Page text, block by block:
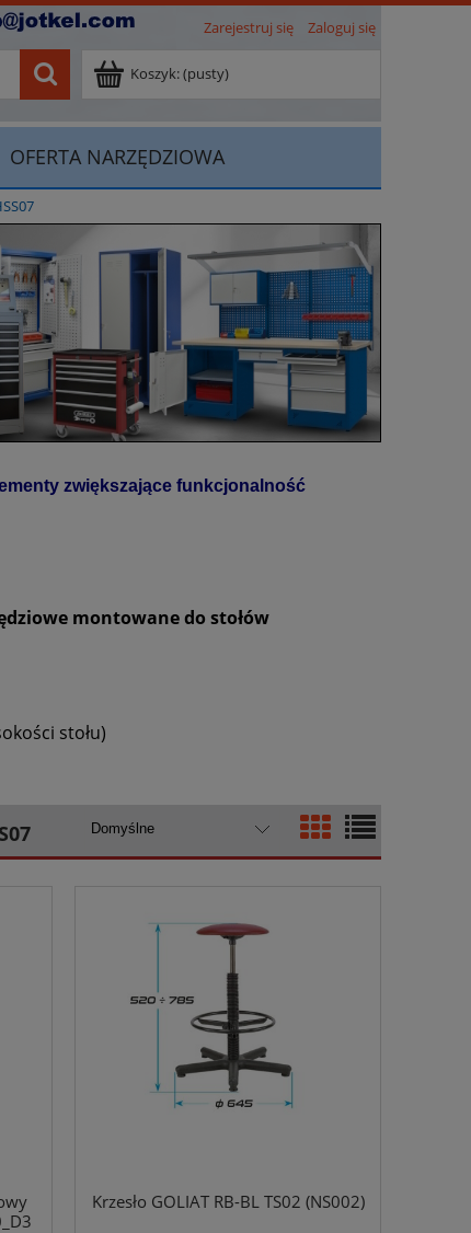
Zarejestruj się Zaloguj się
Koszyk:(pusty)
OFERTA NARZĘDZIOWA
zwiększające funkcjonalność
montowane do stołów
stołu)
Krzesło GOLIAT RB-BL TS02 (NS002)